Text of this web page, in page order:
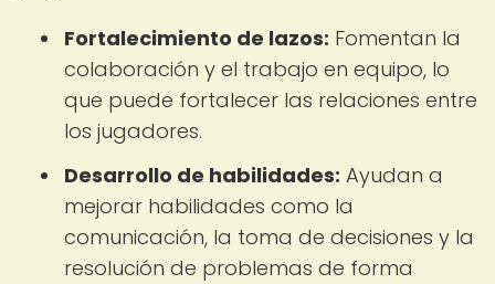
Fortalecimiento de lazos: Fomentan la
colaboración y el trabajo en equipo, lo
que puede fortalecer las relaciones entre
los jugadores.
Desarrollo de habilidades: Ayudan a
mejorar habilidades como la
comunicación, la toma de decisiones y la
resolución de problemas de forma